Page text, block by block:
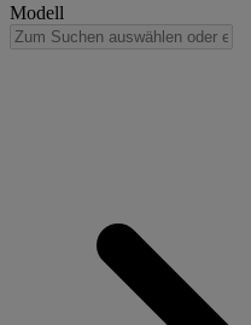
Modell